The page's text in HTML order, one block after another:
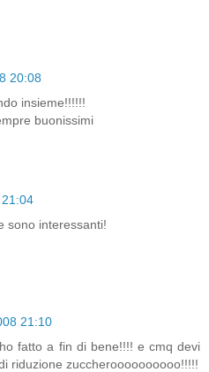
20:08
insieme!!!!!!
buonissimi
sono interessanti!
21:10
fatto a fin di bene!!!! e cmq devi
riduzione zuccheroooooooooo!!!!!